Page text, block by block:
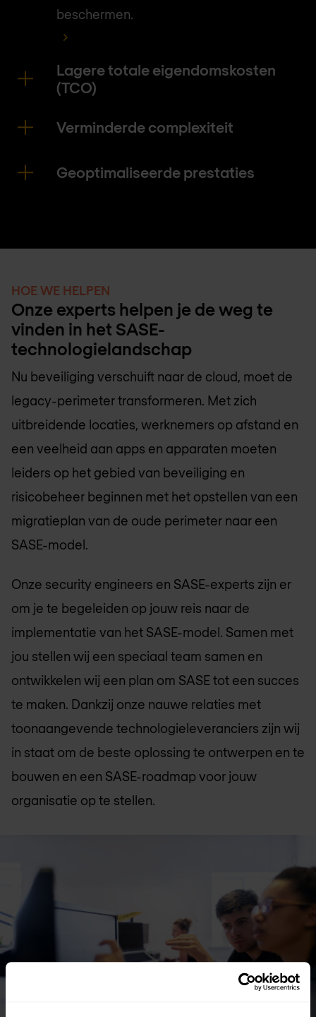
beschermen.
Lagere totale eigendomskosten
(TCO)
Verminderde complexiteit
Geoptimaliseerde prestaties
HOE WE HELPEN
Onze experts helpen je de weg te
vinden in het SASE-
technologielandschap
Nu beveiliging verschuift naar de cloud, moet de
legacy-perimeter transformeren. Met zich
uitbreidende locaties, werknemers op afstand en
een veelheid aan apps en apparaten moeten
leiders op het gebied van beveiliging en
risicobeheer beginnen met het opstellen van een
migratieplan van de oude perimeter naar een
SASE-model.
Onze security engineers en SASE-experts zijn er
om je te begeleiden op jouw reis naar de
implementatie van het SASE-model. Samen met
jou stellen wij een speciaal team samen en
ontwikkelen wij een plan om SASE tot een succes
te maken. Dankzij onze nauwe relaties met
toonaangevende technologieleveranciers zijn wij
in staat om de beste oplossing te ontwerpen en te
bouwen en een SASE-roadmap voor jouw
organisatie op te stellen.